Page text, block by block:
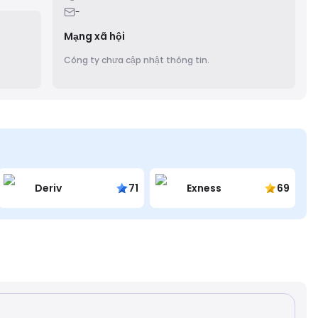
-
Mạng xã hội
Công ty chưa cập nhật thông tin.
Deriv 71 Exness 69